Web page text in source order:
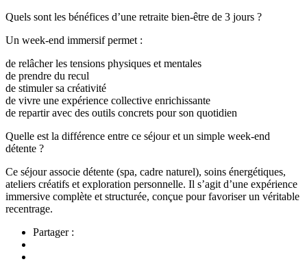
Quels sont les bénéfices d’une retraite bien-être de 3 jours ?
Un week-end immersif permet :
de relâcher les tensions physiques et mentales
de prendre du recul
de stimuler sa créativité
de vivre une expérience collective enrichissante
de repartir avec des outils concrets pour son quotidien
Quelle est la différence entre ce séjour et un simple week-end
détente ?
Ce séjour associe détente (spa, cadre naturel), soins énergétiques,
ateliers créatifs et exploration personnelle. Il s’agit d’une expérience
immersive complète et structurée, conçue pour favoriser un véritable
recentrage.
Partager :